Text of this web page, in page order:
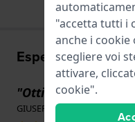
Esperienze utente
"Ottimo"
GIUSEPPE MALERBA · 9
"accetta tutti i
anche i cookie
scegliere voi
attivare,
cookie".